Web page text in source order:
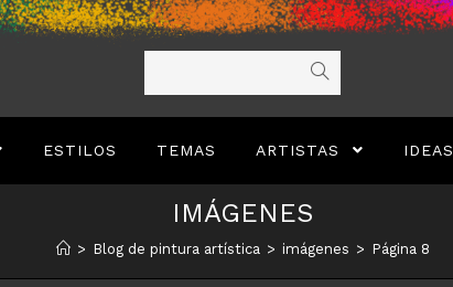
ESTILOS TEMAS ARTISTAS IDEAS
IMÁGENES
> Blog de pintura artística > imágenes > Página 8